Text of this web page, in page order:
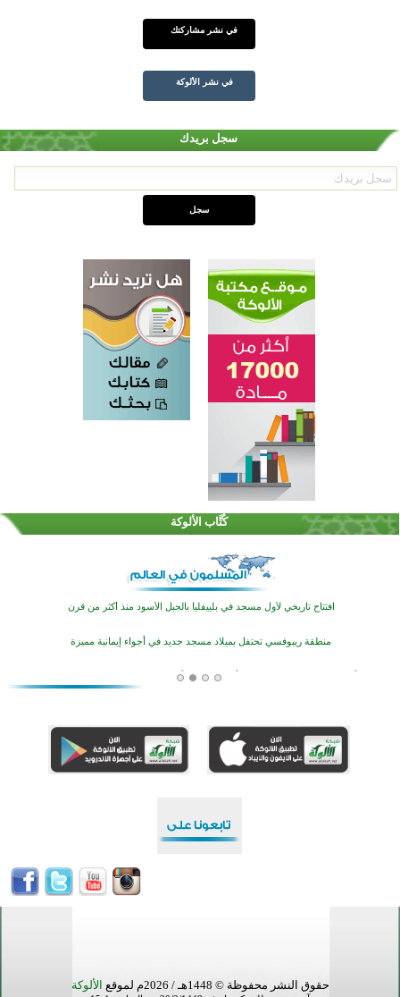
في نشر مشاركتك
في نشر الألوكة
سجل بريدك
كُتَّاب الألوكة
اختتام الدورة التاسعة لمسابقة حفظ وتلاوة القرآن الكريم في أزناكاييف
تيسليتش تختتم برنامجا تعليميا لتعزيز القيم وبناء الشخصية للشباب المسلمين
اختتام منافسات قرآنية متميزة في بنغلاديش بمشاركة 3000 متسابق
افتتاح تاريخي لأول مسجد في بلييفليا بالجبل الأسود منذ أكثر من قرن
منطقة ريبوفسي تحتفل بميلاد مسجد جديد في أجواء إيمانية مميزة
أكبر مشروع إسلامي في ريف أستراليا يفتتح أبوابه بعد سنوات من العمل والعطاء
اختتام الدورة التاسعة لمسابقة حفظ وتلاوة القرآن الكريم في أزناكاييف
حقوق النشر محفوظة © 1448هـ / 2026م لموقع الألوكة